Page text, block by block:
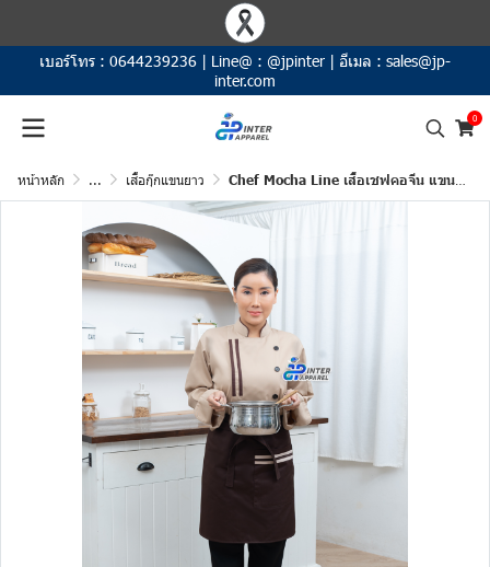
เบอร์โทร : 0644239236 | Line@ : @jpinter | อีเมล : sales@jp-
inter.com
0
หน้าหลัก ... เสื้อกุ๊กแขนยาว Chef Mocha Line เสื้อเชฟคอจีน แขนยาว สีน้ำตาลครีม